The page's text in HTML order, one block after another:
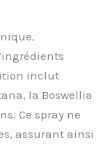
inclut
la Boswellia
Ce spray ne
assurant ainsi